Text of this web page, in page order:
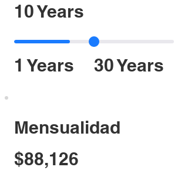
10 Years
1 Years 30 Years
Mensualidad
$88,126